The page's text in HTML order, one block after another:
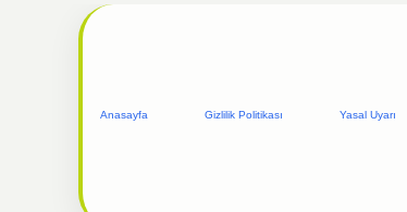
Anasayfa Gizlilik Politikası Yasal Uyarı